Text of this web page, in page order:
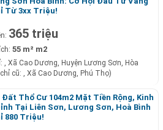
Từ 3xx Triệu!
365 triệu
55 m² m2
, Xã Cao Dương, Huyện Lương Sơn, Hòa
cũ: , Xã Cao Dương, Phú Thọ)
Đất Thổ Cư 104m2 Mặt Tiền Rộng, Kinh
Tại Liên Sơn, Lương Sơn, Hoà Bình
880 Triệu!